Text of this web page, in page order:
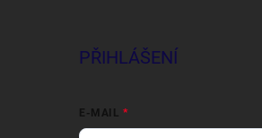
PŘIHLÁŠENÍ
E-MAIL